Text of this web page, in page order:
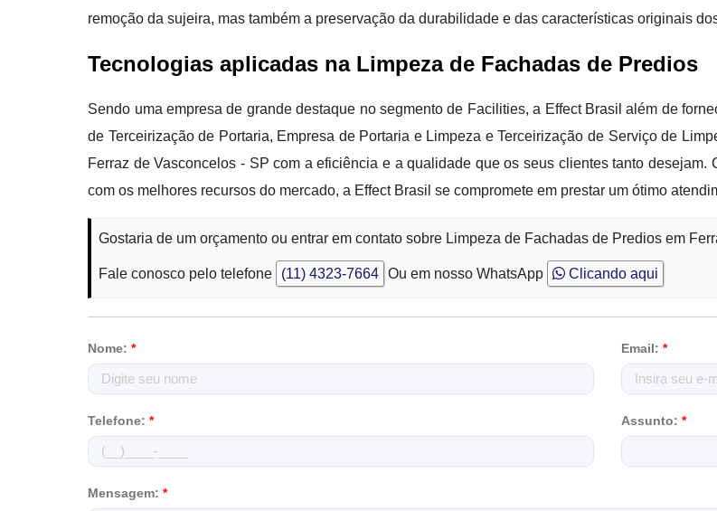
remoção da sujeira, mas também a preservação da durabilidade e das características originais
Tecnologias aplicadas na Limpeza de Fachadas de Predios
Sendo uma empresa de grande destaque no segmento de Facilities, a Effect Brasil além de
de Terceirização de Portaria, Empresa de Portaria e Limpeza e Terceirização de Serviço de
Ferraz de Vasconcelos - SP com a eficiência e a qualidade que os seus clientes tanto
com os melhores recursos do mercado, a Effect Brasil se compromete em prestar um ótimo
Gostaria de um orçamento ou entrar em contato sobre Limpeza de Fachadas de Predios em
Fale conosco pelo telefone (11) 4323-7664 Ou em nosso WhatsApp Clicando aqui
Nome:* Email: *
Telefone:* Assunto: *
Mensagem:*